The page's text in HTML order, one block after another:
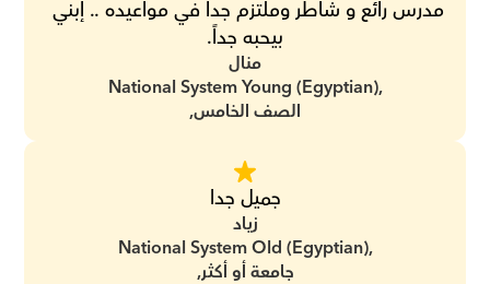
بيحبه جداً.
منال
الصف الخامس,
National System Young (Egyptian),
جميل جدا
زياد
جامعة أو أكثر,
National System Old (Egyptian),